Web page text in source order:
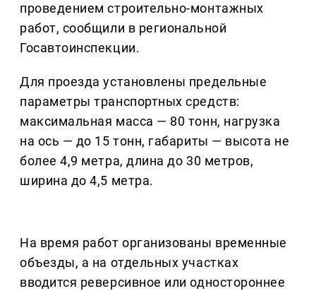
проведением строительно-монтажных
работ, сообщили в региональной
Госавтоинспекции.
Для проезда установлены предельные
параметры транспортных средств:
максимальная масса — 80 тонн, нагрузка
на ось — до 15 тонн, габариты — высота не
более 4,9 метра, длина до 30 метров,
ширина до 4,5 метра.
На время работ организованы временные
объезды, а на отдельных участках
вводится реверсивное или одностороннее